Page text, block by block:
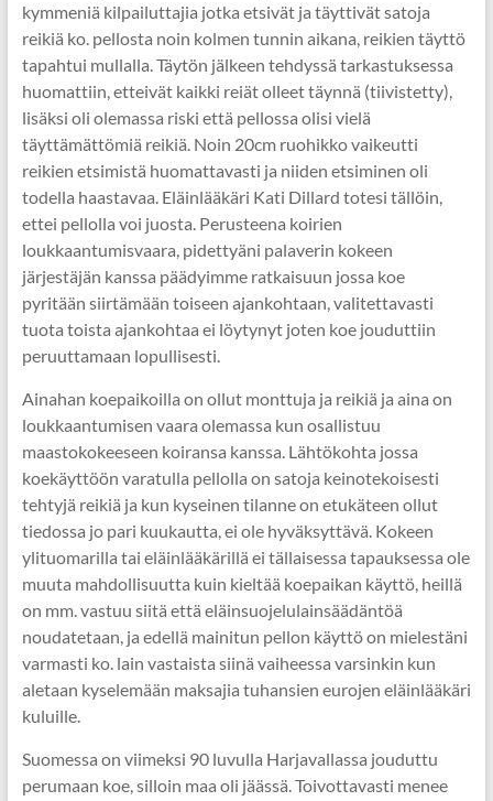
kymmeniä kilpailuttajia jotka etsivät ja täyttivät satoja
reikiä ko. pellosta noin kolmen tunnin aikana, reikien täyttö
tapahtui mullalla. Täytön jälkeen tehdyssä tarkastuksessa
huomattiin, etteivät kaikki reiät olleet täynnä (tiivistetty),
lisäksi oli olemassa riski että pellossa olisi vielä
täyttämättömiä reikiä. Noin 20cm ruohikko vaikeutti
reikien etsimistä huomattavasti ja niiden etsiminen oli
todella haastavaa. Eläinlääkäri Kati Dillard totesi tällöin,
ettei pellolla voi juosta. Perusteena koirien
loukkaantumisvaara, pidettyäni palaverin kokeen
järjestäjän kanssa päädyimme ratkaisuun jossa koe
pyritään siirtämään toiseen ajankohtaan, valitettavasti
tuota toista ajankohtaa ei löytynyt joten koe jouduttiin
peruuttamaan lopullisesti.
Ainahan koepaikoilla on ollut monttuja ja reikiä ja aina on
loukkaantumisen vaara olemassa kun osallistuu
maastokokeeseen koiransa kanssa. Lähtökohta jossa
koekäyttöön varatulla pellolla on satoja keinotekoisesti
tehtyjä reikiä ja kun kyseinen tilanne on etukäteen ollut
tiedossa jo pari kuukautta, ei ole hyväksyttävä. Kokeen
ylituomarilla tai eläinlääkärillä ei tällaisessa tapauksessa ole
muuta mahdollisuutta kuin kieltää koepaikan käyttö, heillä
on mm. vastuu siitä että eläinsuojelulainsäädäntöä
noudatetaan, ja edellä mainitun pellon käyttö on mielestäni
varmasti ko. lain vastaista siinä vaiheessa varsinkin kun
aletaan kyselemään maksajia tuhansien eurojen eläinlääkäri
kuluille.
Suomessa on viimeksi 90 luvulla Harjavallassa jouduttu
perumaan koe, silloin maa oli jäässä. Toivottavasti menee